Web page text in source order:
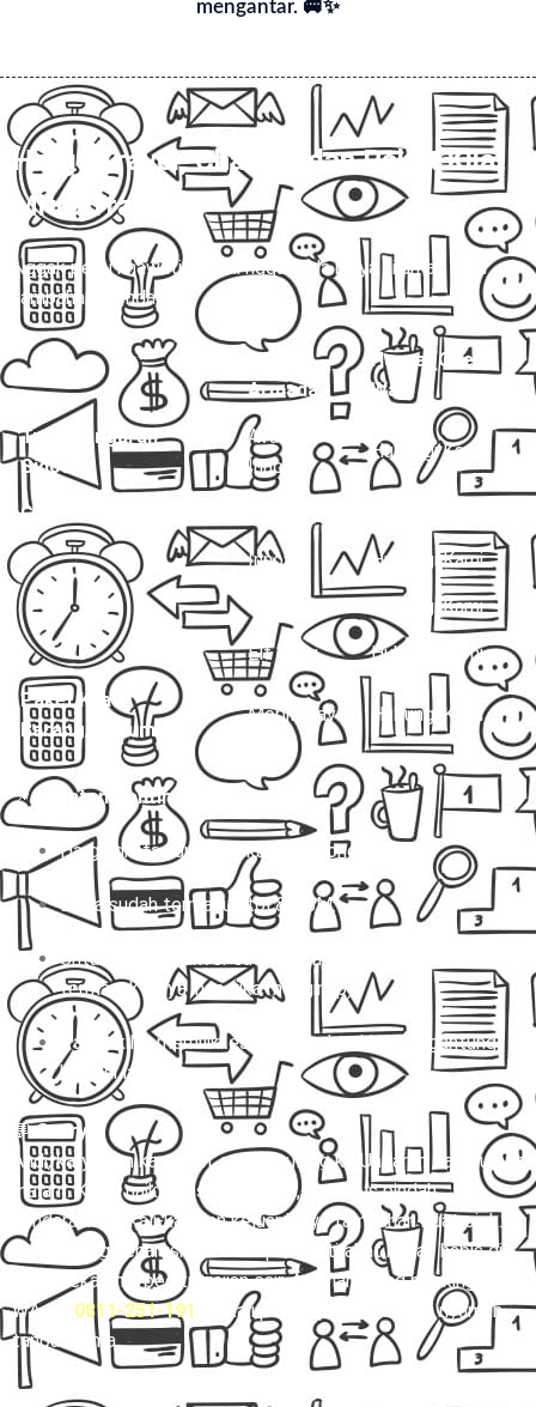
mengantar. 🚐✨
Harga Travel, Charter, dan Paket Kilat
Mitra Trans
💰
Nggak perlu khawatir, di sini nggak ada biaya siluman atau
tambahan mendadak.
Layanan
Jenis
Armada
Harga (One
Way)
Travel Ungaran –
Sidoarjo
Avanza /
Innova
Hubungi Kami
Charter Mobil Drop Off
Innova Hubungi Kami
Hiace Hubungi Kami
Elf Long Hubungi Kami
Paket Kilat
Barang/Dokumen
Mobil Travel Hubungi Kami
📌 Catatan Penting:
Harga di atas untuk sekali jalan (one way).
Biaya sudah termasuk tol & BBM.
Untuk charter, driver sudah termasuk, tapi belum
termasuk biaya inap (jika menginap).
Paket kilat memiliki estimasi waktu kirim tergantung
kondisi lalu lintas.
💬Story:
Andi, karyawan kantoran, sering pulang ke Ungaran tiap Jumat
malam. Kalau naik transport umum, dia harus pindah
kendaraan berkali-kali dan keluar biaya tambahan buat ojek.
Waktu yang seharusnya bisa dipakai istirahat malah habis di
jalan. Sekarang, begitu gajian cair, Andi langsung booking via
WA 👉
0811-251-191. Sekali pesan, perjalanan jadi nyaman
tanpa drama.